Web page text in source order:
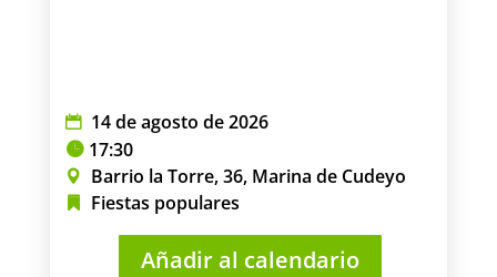
14 de agosto de 2026
17:30
Barrio la Torre, 36, Marina de Cudeyo
Fiestas populares
Añadir al calendario